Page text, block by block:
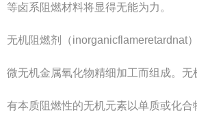
等卤系阻燃材料将显得无能为力。
无机阻燃剂（inorganicflameretardnat
微无机金属氧化物精细加工而组成。无
有本质阻燃性的无机元素以单质或化合